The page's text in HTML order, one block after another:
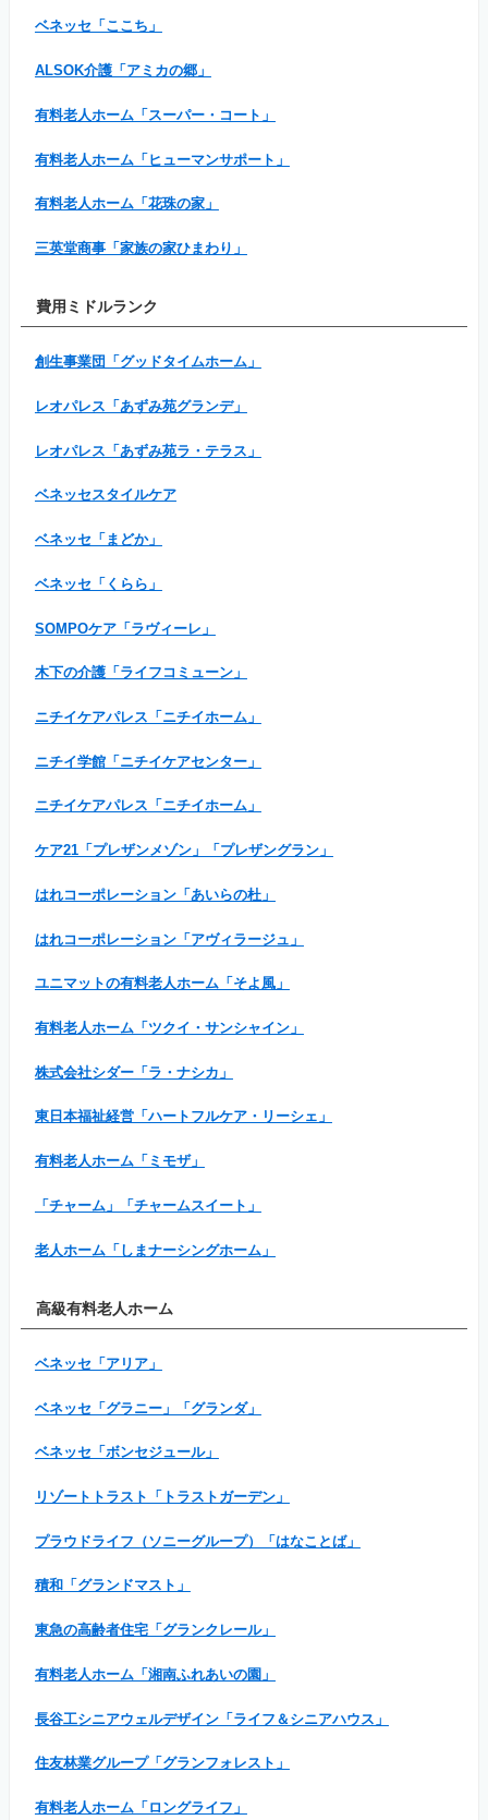
ベネッセ「ここち」
ALSOK介護「アミカの郷」
有料老人ホーム「スーパー・コート」
有料老人ホーム「ヒューマンサポート」
有料老人ホーム「花珠の家」
三英堂商事「家族の家ひまわり」
費用ミドルランク
創生事業団「グッドタイムホーム」
レオパレス「あずみ苑グランデ」
レオパレス「あずみ苑ラ・テラス」
ベネッセスタイルケア
ベネッセ「まどか」
ベネッセ「くらら」
SOMPOケア「ラヴィーレ」
木下の介護「ライフコミューン」
ニチイケアパレス「ニチイホーム」
ニチイ学館「ニチイケアセンター」
ニチイケアパレス「ニチイホーム」
ケア21「プレザンメゾン」「プレザングラン」
はれコーポレーション「あいらの杜」
はれコーポレーション「アヴィラージュ」
ユニマットの有料老人ホーム「そよ風」
有料老人ホーム「ツクイ・サンシャイン」
株式会社シダー「ラ・ナシカ」
東日本福祉経営「ハートフルケア・リーシェ」
有料老人ホーム「ミモザ」
「チャーム」「チャームスイート」
老人ホーム「しまナーシングホーム」
高級有料老人ホーム
ベネッセ「アリア」
ベネッセ「グラニー」「グランダ」
ベネッセ「ボンセジュール」
リゾートトラスト「トラストガーデン」
プラウドライフ（ソニーグループ）「はなことば」
積和「グランドマスト」
東急の高齢者住宅「グランクレール」
有料老人ホーム「湘南ふれあいの園」
長谷工シニアウェルデザイン「ライフ＆シニアハウス」
住友林業グループ「グランフォレスト」
有料老人ホーム「ロングライフ」